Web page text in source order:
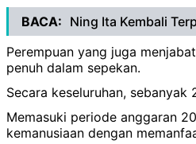
BACA: Ning Ita Kembali
Perempuan yang juga
penuh dalam sepekan.
Secara keseluruhan,
Memasuki periode anggaran
kemanusiaan dengan